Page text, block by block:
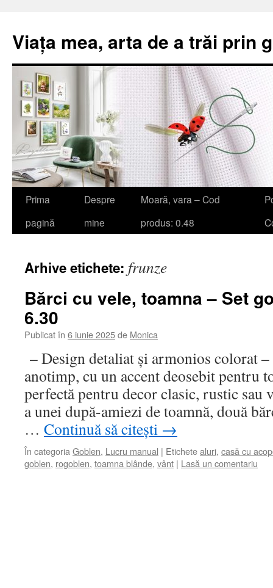
Viața mea, arta de a trăi prin
Sari
Prima
pagină
Despre
mine
Moară, vara – Cod
produs: 0.48
Arhive etichete: frunze
Bărci cu vele, toamna – Set
6.30
Publicat în 6 iunie 2025de Monica
– Design detaliat și armonios colorat
anotimp, cu un accent deosebit pentru
perfectă pentru decor clasic, rustic sau
a unei după-amiezi de toamnă, două
… Continuă să citești →
În categoria Goblen, Lucru manual | Etichetealuri, casă cu
goblen, rogoblen, toamna blânde, vânt | Lasă un comentariu